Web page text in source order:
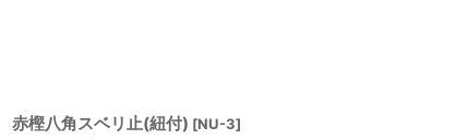
赤樫八角スベリ止(紐付) [NU-3]